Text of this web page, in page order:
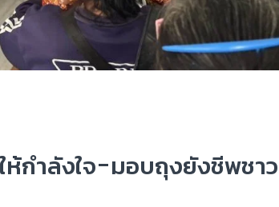
ห้กำลังใจ-มอบถุงยังชีพชาว